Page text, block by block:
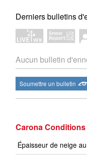
Derniers bulletins
Aucun bulletin
Soumettre un bulletin
Carona
Épaisseur de neige